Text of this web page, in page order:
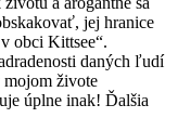
jej hranice
obci Kittsee“.
daných ľudí
mojom živote
úplne inak! Ďalšia